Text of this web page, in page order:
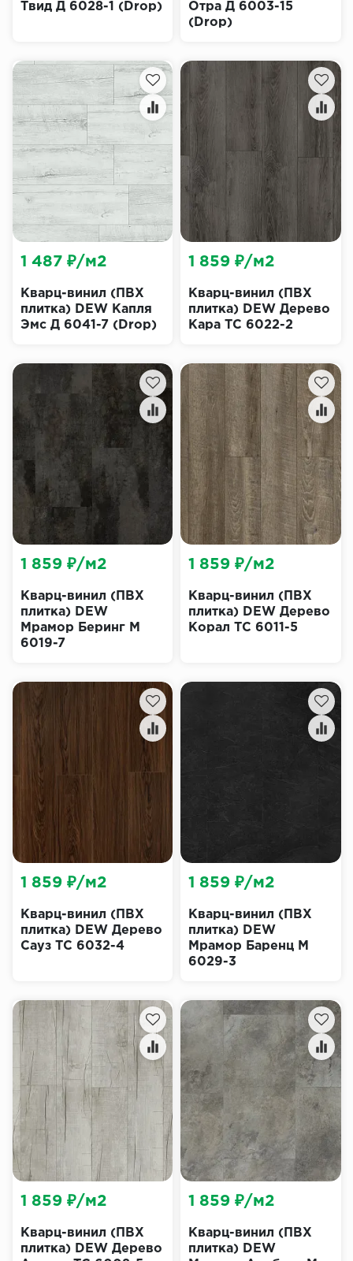
Твид Д 6028-1 (Drop)
Отра Д 6003-15
(Drop)
Кварц-винил (ПВХ
плитка) DEW Капля
Эмс Д 6041-7 (Drop)
1 487 ₽/м2
Кварц-винил (ПВХ
плитка) DEW Дерево
Кара ТС 6022-2
1 859 ₽/м2
Кварц-винил (ПВХ
плитка) DEW
Мрамор Беринг М
6019-7
1 859 ₽/м2
Кварц-винил (ПВХ
плитка) DEW Дерево
Корал ТС 6011-5
1 859 ₽/м2
Кварц-винил (ПВХ
плитка) DEW Дерево
Сауз ТС 6032-4
1 859 ₽/м2
Кварц-винил (ПВХ
плитка) DEW
Мрамор Баренц М
6029-3
1 859 ₽/м2
Кварц-винил (ПВХ
плитка) DEW Дерево
1 859 ₽/м2
Кварц-винил (ПВХ
плитка) DEW
1 859 ₽/м2